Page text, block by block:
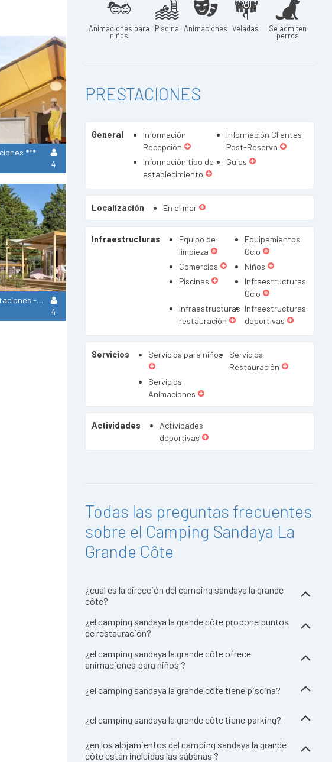
***
4
Cottage 2 Habitaciones - 2 Cuartos De Bano Premium
4
Animaciones para
niños
Piscina Animaciones Veladas Se admiten
perros
PRESTACIONES
General
Información
Recepción
Información Clientes
Post-Reserva
Información tipo de
establecimiento
Guías
Localización En el mar
Infraestructuras
Equipo de
limpieza
Equipamientos
Ocio
Comercios
Niños
Piscinas
Infraestructuras
Ocio
Infraestructuras
restauración
Infraestructuras
deportivas
Servicios Servicios para niños
Servicios
Restauración
Servicios
Animaciones
Actividades
Actividades
deportivas
Todas las preguntas frecuentes
sobre el Camping Sandaya La
Grande Côte
¿cuál es la dirección del camping sandaya la grande
côte?
¿el camping sandaya la grande côte propone puntos
de restauración?
¿el camping sandaya la grande côte ofrece
animaciones para niños ?
¿el camping sandaya la grande côte tiene piscina?
¿el camping sandaya la grande côte tiene parking?
¿en los alojamientos del camping sandaya la grande
côte están incluidas las sábanas ?